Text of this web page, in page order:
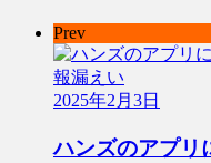
Prev
2025年2月3日
ハンズのアプリ